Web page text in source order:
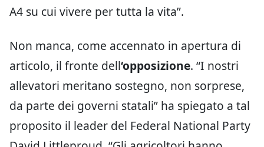
A4 su cui vivere per tutta la vita”.
Non manca, come accennato in apertura di
articolo, il fronte dell‘opposizione. “I nostri
allevatori meritano sostegno, non sorprese,
da parte dei governi statali” ha spiegato a tal
proposito il leader del Federal National Party